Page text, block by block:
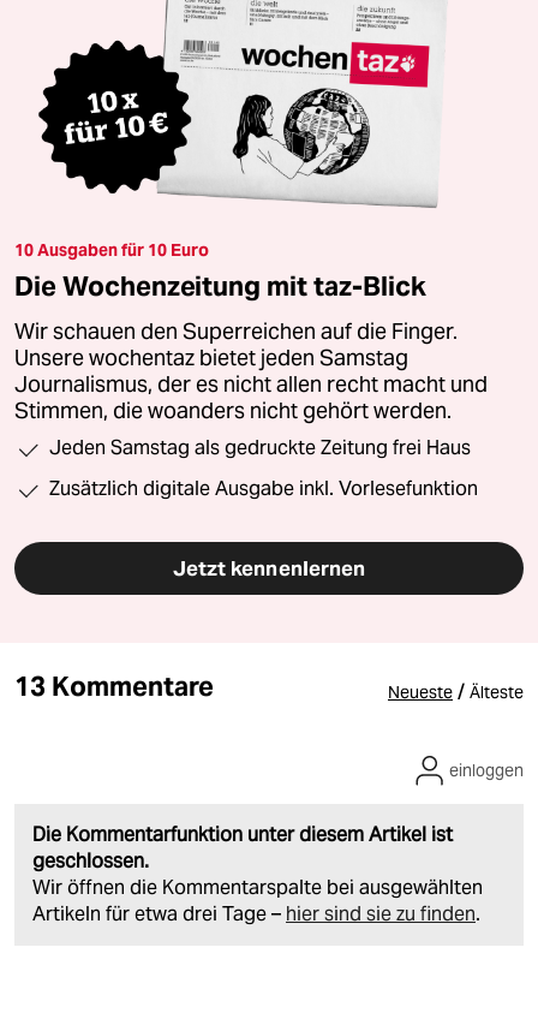
10 Ausgaben für 10 Euro
Die Wochenzeitung mit taz-Blick
Wir schauen den Superreichen auf die Finger.
Unsere wochentaz bietet jeden Samstag
Journalismus, der es nicht allen recht macht und
Stimmen, die woanders nicht gehört werden.
Jeden Samstag als gedruckte Zeitung frei Haus
Zusätzlich digitale Ausgabe inkl. Vorlesefunktion
Jetzt kennenlernen
13 Kommentare Neueste / Älteste
Die Kommentarfunktion unter diesem Artikel ist
geschlossen.
Wir öffnen die Kommentarspalte bei ausgewählten
Artikeln für etwa drei Tage – hier sind sie zu finden.
einloggen